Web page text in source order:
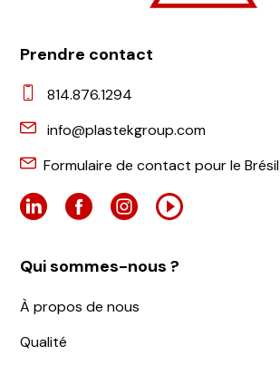
Prendre contact
814.876.1294
info@plastekgroup.com
Formulaire de contact pour le Brésil
Qui sommes-nous ?
À propos de nous
Qualité